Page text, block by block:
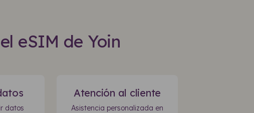
eSIM de Yoin
datos
Atención al cliente
Asistencia personalizada en